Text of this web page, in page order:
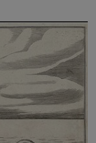
nátlak.
a